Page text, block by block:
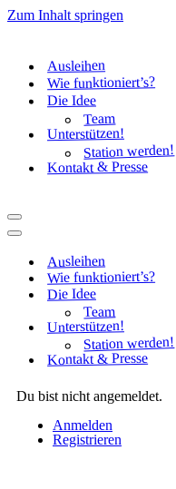
Zum Inhalt springen
Ausleihen
Wie funktioniert’s?
Die Idee
Team
Unterstützen!
Station werden!
Kontakt & Presse
Navigationsmenü
Navigationsmenü
Ausleihen
Wie funktioniert’s?
Die Idee
Team
Unterstützen!
Station werden!
Kontakt & Presse
Du bist nicht angemeldet.
Anmelden
Registrieren